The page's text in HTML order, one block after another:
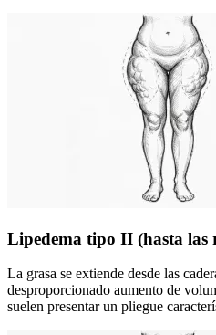
Lipedema tipo II (hasta las
La grasa se extiende desde las
desproporcionado aumento de
suelen presentar un pliegue